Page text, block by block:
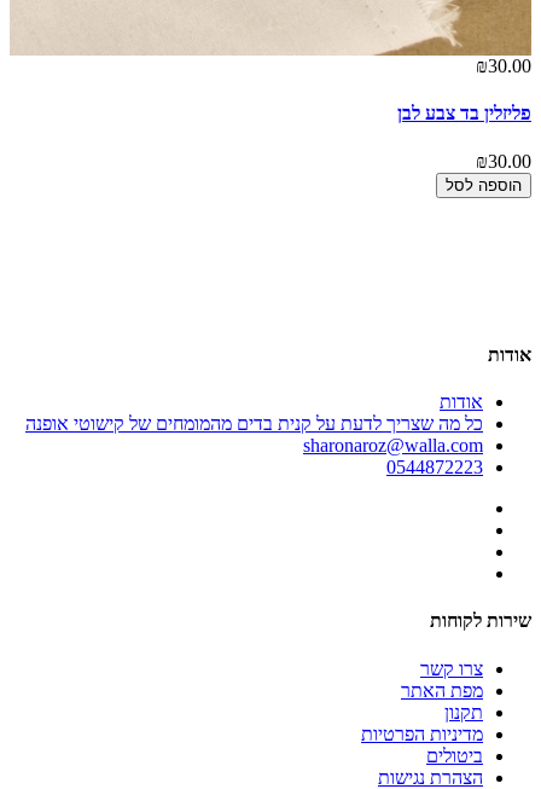
₪30.00
פליזלין בד צבע לבן
₪30.00
הוספה לסל
אודות
אודות
כל מה שצריך לדעת על קנית בדים מהמומחים של קישוטי אופנה
sharonaroz@walla.com
0544872223
שירות לקוחות
צרו קשר
מפת האתר
תקנון
מדיניות הפרטיות
ביטולים
הצהרת נגישות